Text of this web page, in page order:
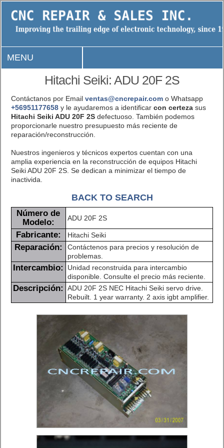
MENU
Hitachi Seiki: ADU 20F 2S
Contáctanos por Email ventas@cncrepair.como Whatsapp
+56951177658y le ayudaremos a identificar con certezasus
Hitachi Seiki ADU 20F 2Sdefectuoso. También podemos
proporcionarle nuestro presupuesto más reciente de
reparación/reconstrucción.
Nuestros ingenieros y técnicos expertos cuentan con una
amplia experiencia en la reconstrucción de equipos Hitachi
Seiki ADU 20F 2S. Se dedican a minimizar el tiempo de
inactivida.
BACK TO SEARCH
Número de
Modelo:
ADU 20F 2S
Fabricante: Hitachi Seiki
Reparación:
Contáctenos para precios y resolución de
problemas.
Intercambio:
Unidad reconstruida para intercambio
disponible. Consulte el precio más reciente.
Descripción:
ADU 20F 2S NEC Hitachi Seiki servo drive.
Rebuilt. 1 year warranty. 2 axis igbt amplifier.